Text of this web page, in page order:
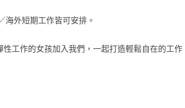
海外短期工作皆可安排。
工作的女孩加入我們，一起打造輕鬆自在的工作